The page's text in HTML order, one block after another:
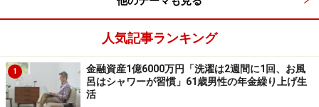
人気記事ランキング
1
金融資産1億6000万円「洗濯は2週間に1回、お風
呂はシャワーが習慣」61歳男性の年金繰り上げ生
活